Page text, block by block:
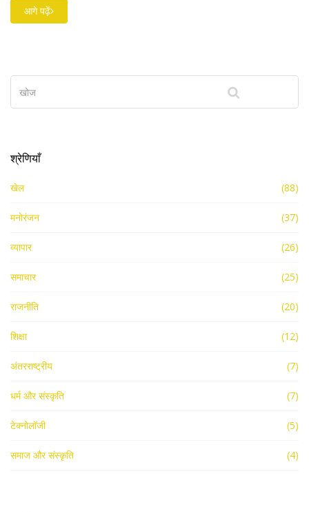
पर इसे 'अनुचित' बताया, जबकि ITIA ने मामले की विसंगतियों को
समझाया।
आगे पढ़ें
श्रेणियाँ
खेल (88)
मनोरंजन (37)
व्यापार (26)
समाचार (25)
राजनीति (20)
शिक्षा (12)
अंतरराष्ट्रीय (7)
धर्म और संस्कृति (7)
टेक्नोलॉजी (5)
समाज और संस्कृति (4)